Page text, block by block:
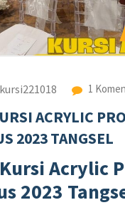
1
ACRYLIC
2023 TANGSEL
Acrylic
2023